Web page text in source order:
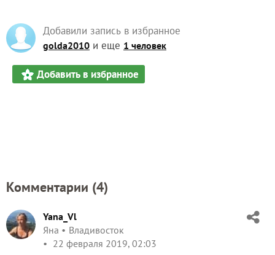
Добавили запись в избранное
golda2010 и еще 1 человек
Добавить в избранное
Комментарии (4)
Yana_Vl
Яна
Владивосток
22 февраля 2019, 02:03